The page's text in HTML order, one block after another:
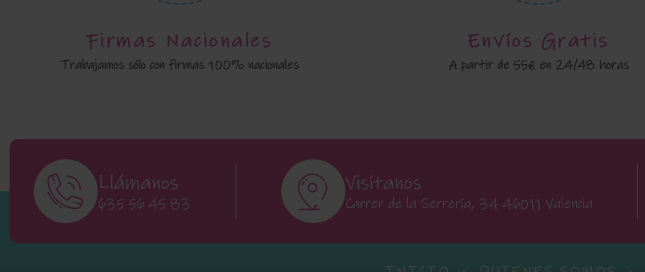
Firmas Nacionales
Trabajamos sólo con firmas 100% nacionales
Envíos Gratis
A partir de 55€ en 24/48 horas
Llámanos
635 56 45 83
Visítanos
Carrer de la Serrería, 34 46011 Valencia